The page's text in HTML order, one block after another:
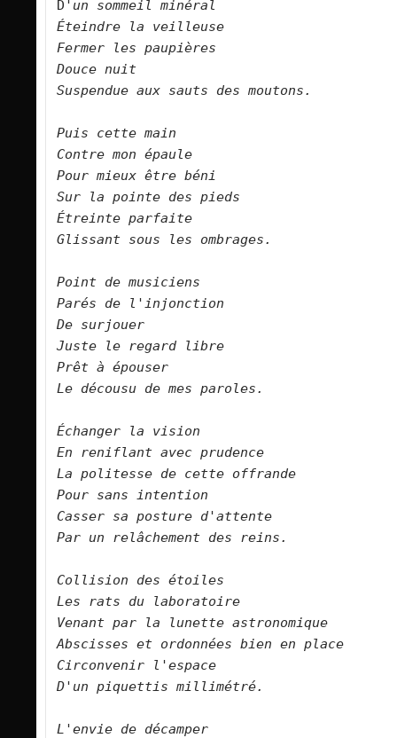
D 'un sommeil minéral
Éteindre la veilleuse
Fermer les paupières
Douce nuit
Suspendue aux sauts des moutons.
Puis cette main
Contre mon épaule
Pour mieux être béni
Sur la pointe des pieds
Étreinte parfaite
Glissant sous les ombrages.
Point de musiciens
Parés de l'injonction
De surjouer
Juste le regard libre
Prêt à épouser
Le décousu de mes paroles.
Échanger la vision
En reniflant avec prudence
La politesse de cette offrande
Pour sans intention
Casser sa posture d'attente
Par un relâchement des reins.
Collision des étoiles
Les rats du laboratoire
Venant par la lunette astronomique
Abscisses et ordonnées bien en place
Circonvenir l'espace
D'un piquettis millimétré.
L'envie de décamper